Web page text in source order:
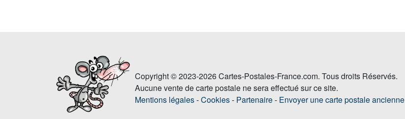
Copyright © 2023-2026 Cartes-Postales-France.com. Tous droits Réservés.
Aucune vente de carte postale ne sera effectué sur ce site.
Mentions légales-Cookies- Partenaire- Envoyer une carte postale ancienne